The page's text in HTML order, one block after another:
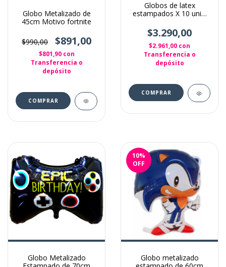
Globo Metalizado de
45cm Motivo fortnite
$990,00 $891,00
$801,90 con
Transferencia o
depósito
Globos de latex
estampados X 10 unid.
$3.290,00
$2.961,00 con
Transferencia o
depósito
Globo Metalizado
10%
OFF
Globo metalizado